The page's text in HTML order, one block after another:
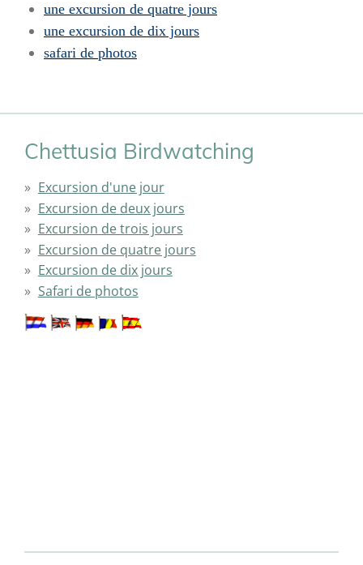
une excursion de quatre jours
une excursion de dix jours
safari de photos
Chettusia Birdwatching
Excursion d'une jour
Excursion de deux jours
Excursion de trois jours
Excursion de quatre jours
Excursion de dix jours
Safari de photos